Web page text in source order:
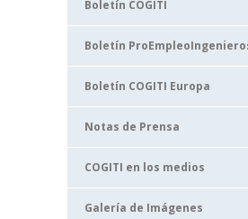
Boletín COGITI
Boletín
Boletín COGITI Europa
Notas de Prensa
COGITI en los medios
Galería de Imágenes